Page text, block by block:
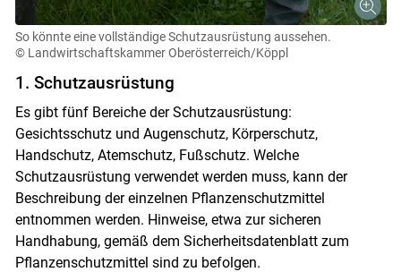
So könnte eine vollständige Schutzausrüstung aussehen.
© Landwirtschaftskammer Oberösterreich/Köppl
1. Schutzausrüstung
Es gibt fünf Bereiche der Schutzausrüstung:
Gesichtsschutz und Augenschutz, Körperschutz,
Handschutz, Atemschutz, Fußschutz. Welche
Schutzausrüstung verwendet werden muss, kann der
Beschreibung der einzelnen Pflanzenschutzmittel
entnommen werden. Hinweise, etwa zur sicheren
Handhabung, gemäß dem Sicherheitsdatenblatt zum
Pflanzenschutzmittel sind zu befolgen.